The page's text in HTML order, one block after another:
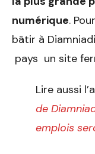
numérique.
bâtir à
pays un site
Lire aussi
de
emplois